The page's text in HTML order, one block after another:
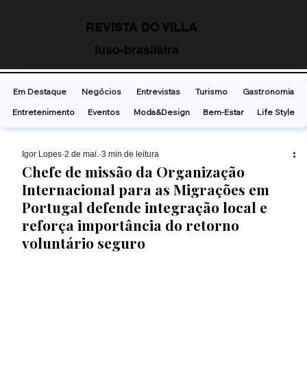
REVISTA DO VILLA
luso-brasileira
Chefe de missão da Organização
Internacional para as Migrações em
Portugal defende integração local e
reforça importância do retorno
voluntário seguro
Ígor Lopes 2 de mai. 3 min de leitura
Em Destaque Negócios Entrevistas Turismo
Gastronomia
Entretenimento
Eventos Moda&Design Bem-Estar Life Style